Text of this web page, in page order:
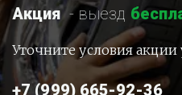
Акция - выезд
Уточните условия акции
+7 (999) 665-92-36